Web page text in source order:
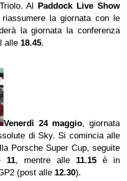
Al Paddock Live Show
la giornata con le
la giornata la conferenza
alle 18.45.
Venerdì 24 maggio, giornata
di Sky. Si comincia alle
Porsche Super Cup, seguite
11, mentre alle 11.15 è in
(post alle 12.30).